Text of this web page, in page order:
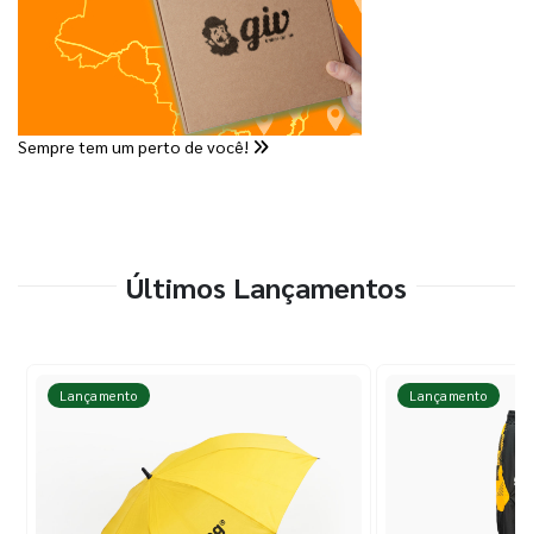
Sempre tem um perto de você!
Últimos Lançamentos
Lançamento Lançamento